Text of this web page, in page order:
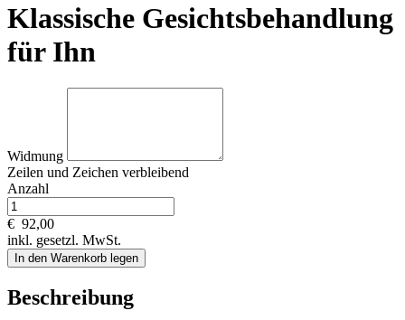
Klassische Gesichtsbehandlung
für Ihn
Widmung
Zeilen und Zeichen verbleibend
Anzahl
€ 92,00
inkl. gesetzl. MwSt.
In den Warenkorb legen
Beschreibung